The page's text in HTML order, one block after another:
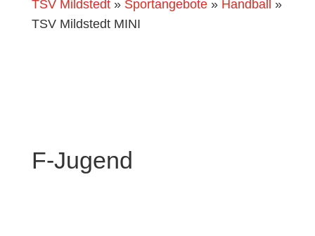
TSV Mildstedt » Sportangebote » Handball
»
TSV Mildstedt MINI
F-Jugend